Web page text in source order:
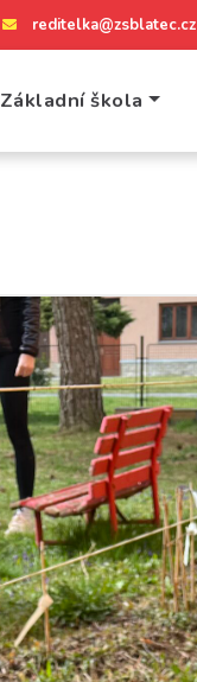
reditelka@zsblatec.cz
Základní škola